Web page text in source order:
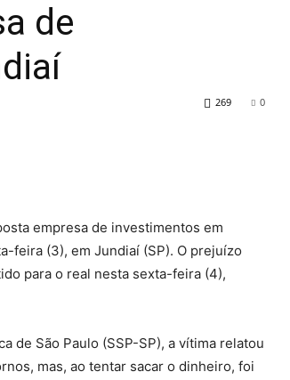
de
0
269
empresa de investimentos em
feira (3), em Jundiaí (SP). O prejuízo
para o real nesta sexta-feira (4),
de São Paulo (SSP-SP), a vítima relatou
mas, ao tentar sacar o dinheiro, foi